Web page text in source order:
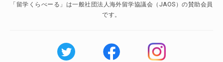
「留学くらべーる」は一般社団法人海外留学協議会（JAOS）の賛助会員
です。